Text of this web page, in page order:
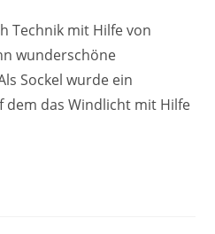
Technik mit Hilfe von
wunderschöne
Sockel wurde ein
dem das Windlicht mit Hilfe